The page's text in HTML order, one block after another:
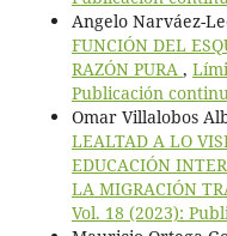
Angelo Narváez-
FUNCIÓN DEL
RAZÓN PURA ,
Publicación
Omar Villalobos
LEALTAD A LO
EDUCACIÓN
LA MIGRACIÓN
Vol. 18 (2023):